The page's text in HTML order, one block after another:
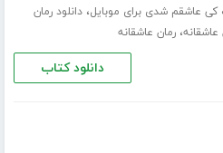
کی عاشقم شدی برای موبایل،دانلود رمان
عاشقانه،رمان عاشقانه
دانلود کتاب